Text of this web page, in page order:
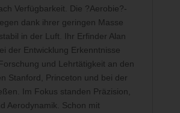
Verfügbarkeit. Die ?Aerobie?-
dank ihrer geringen Masse
in der Luft. Ihr Erfinder Alan
der Entwicklung Erkenntnisse
und Lehrtätigkeit an den
Stanford, Princeton und bei der
Im Fokus standen Präzision,
Aerodynamik. Schon mit